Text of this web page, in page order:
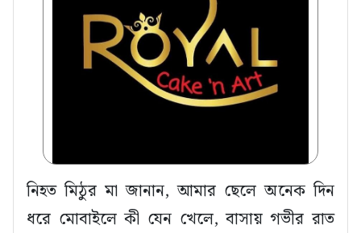
নিহত মিঠুর মা জানান, আমার ছেলে অনেক দিন
ধরে মোবাইলে কী যেন খেলে, বাসায় গভীর রাত